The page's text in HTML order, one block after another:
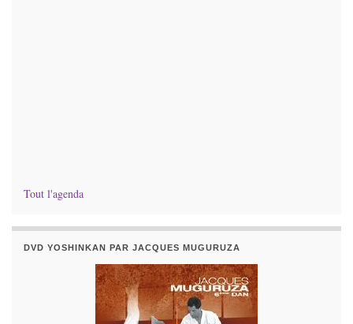
Tout l'agenda
DVD YOSHINKAN PAR JACQUES MUGURUZA